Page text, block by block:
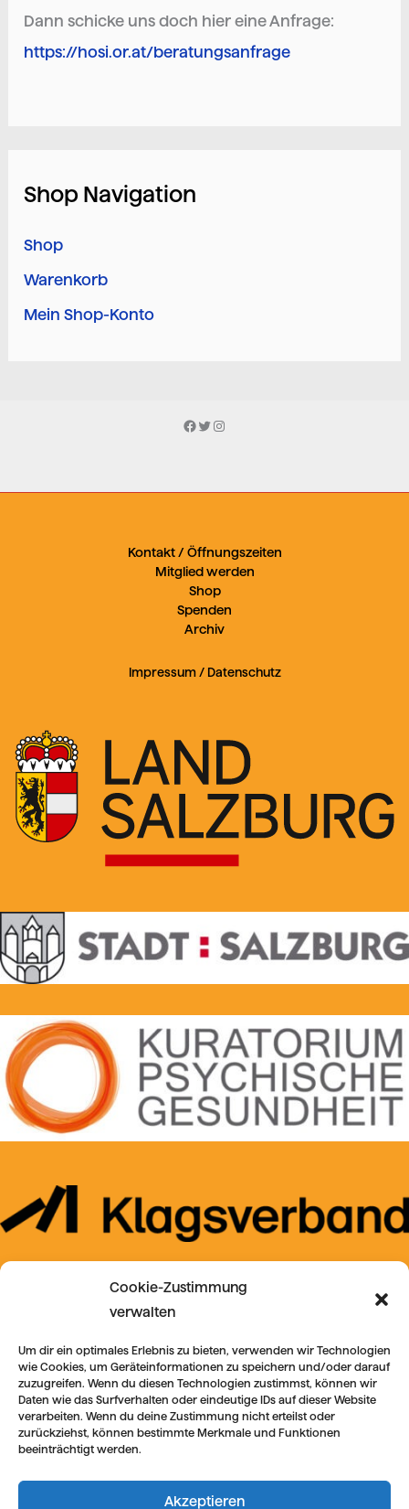
Cookie-Zustimmung
verwalten
Um dir ein optimales Erlebnis zu bieten, verwenden wir Technologien
wie Cookies, um Geräteinformationen zu speichern und/oder darauf
zuzugreifen. Wenn du diesen Technologien zustimmst, können wir
Daten wie das Surfverhalten oder eindeutige IDs auf dieser Website
verarbeiten. Wenn du deine Zustimmung nicht erteilst oder
zurückziehst, können bestimmte Merkmale und Funktionen
beeinträchtigt werden.
Akzeptieren
Dann schicke uns doch hier eine Anfrage:
https://hosi.or.at/beratungsanfrage
Shop Navigation
Shop
Warenkorb
Mein Shop-Konto
Facebook
Twitter
Instagram
Kontakt / Öffnungszeiten
Mitglied werden
Shop
Spenden
Archiv
Impressum/ Datenschutz